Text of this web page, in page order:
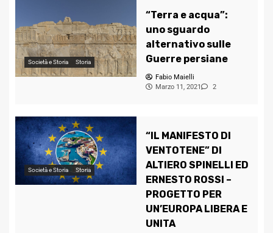
Società e Storia Storia
“Terra e acqua”:
uno sguardo
alternativo sulle
Guerre persiane
Fabio Maielli
Marzo 11, 2021
2
Società e Storia Storia
“IL MANIFESTO DI
VENTOTENE” DI
ALTIERO SPINELLI ED
ERNESTO ROSSI –
PROGETTO PER
UN’EUROPA LIBERA E
UNITA